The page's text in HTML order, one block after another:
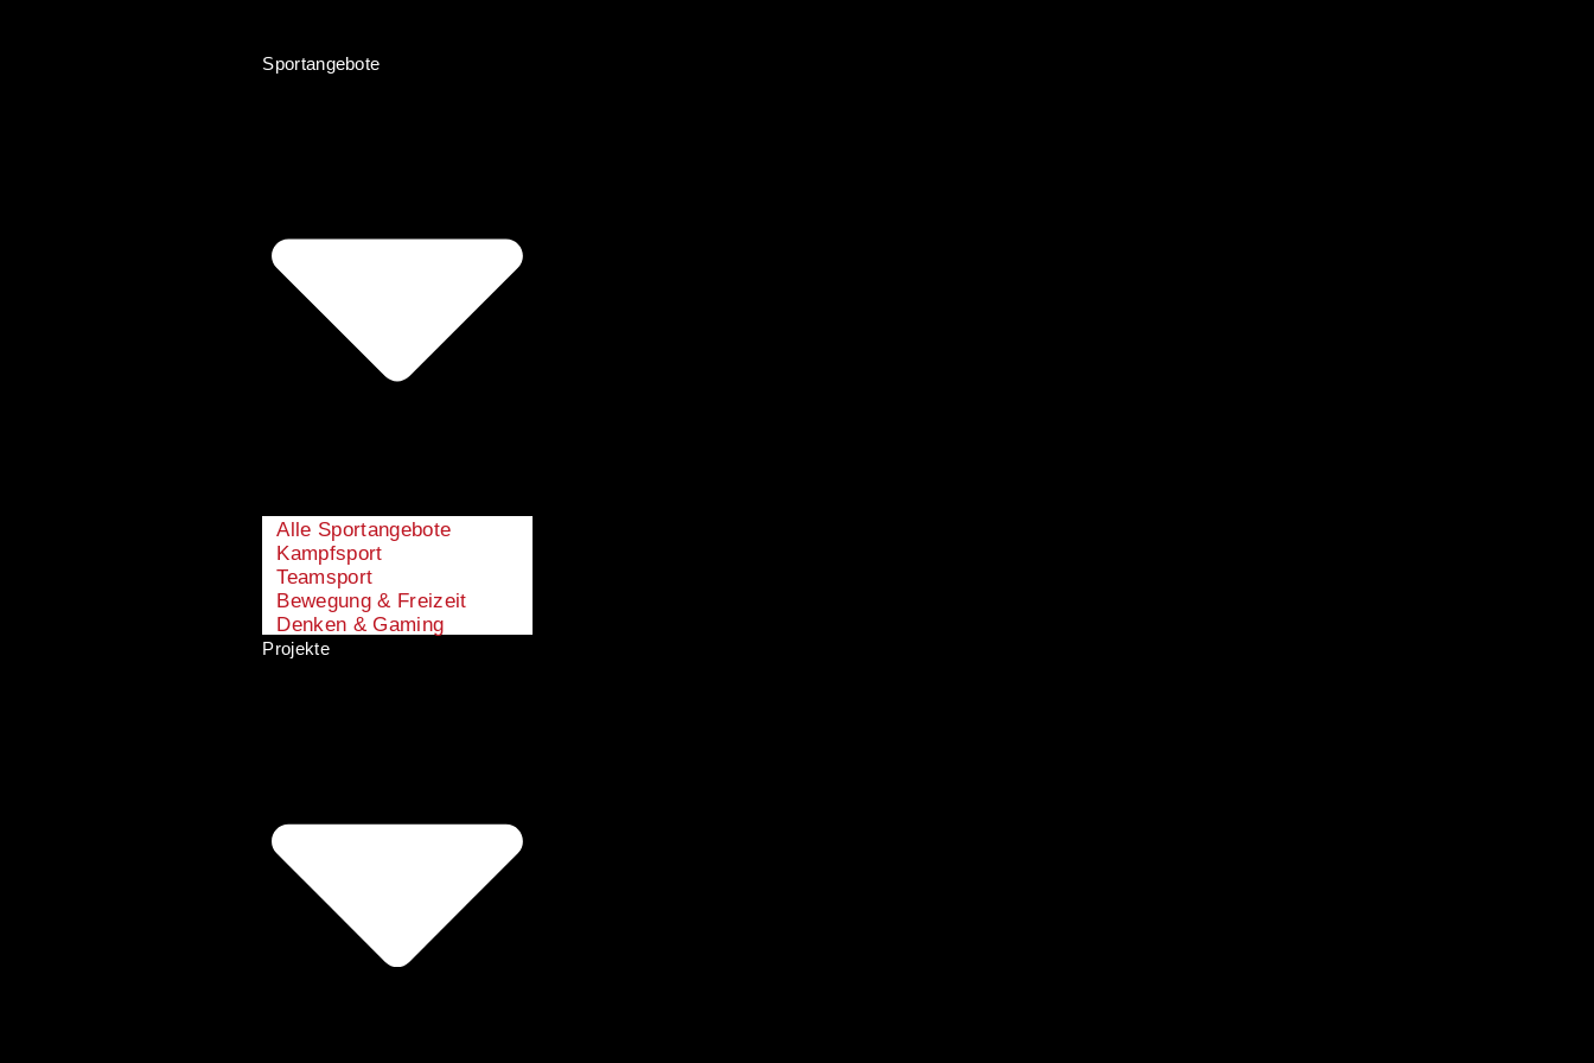
Sportangebote
Alle Sportangebote
Kampfsport
Teamsport
Bewegung & Freizeit
Denken & Gaming
Projekte